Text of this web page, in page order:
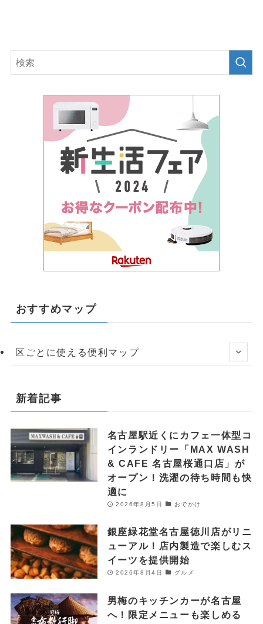
おすすめマップ
区ごとに使える便利マップ
新着記事
名古屋駅近くにカフェ一体型コ
インランドリー「MAX WASH
& CAFE 名古屋桜通口店」が
オープン！洗濯の待ち時間も快
適に
2026年8月5日 おでかけ
銀座緑花堂名古屋徳川店がリニ
ューアル！店内製造で楽しむス
イーツを提供開始
2026年8月4日 グルメ
男梅のキッチンカーが名古屋
へ！限定メニューも楽しめる